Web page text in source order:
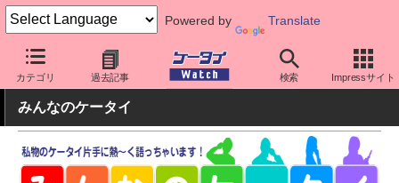
Powered by Translate
カテゴリ 過去記事 検索 Impressサイト
ケータイ Watch OS Android ファーウェイ
みんなのケータイ